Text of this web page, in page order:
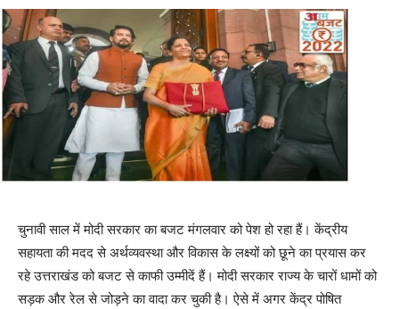
चुनावी साल में मोदी सरकार का बजट मंगलवार को पेश हो रहा हैं। केंद्रीय
सहायता की मदद से अर्थव्यवस्था और विकास के लक्ष्यों को छूने का प्रयास कर
रहे उत्तराखंड को बजट से काफी उम्मीदें हैं। मोदी सरकार राज्य के चारों धामों को
सड़क और रेल से जोड़ने का वादा कर चुकी है। ऐसे में अगर केंद्र पोषित